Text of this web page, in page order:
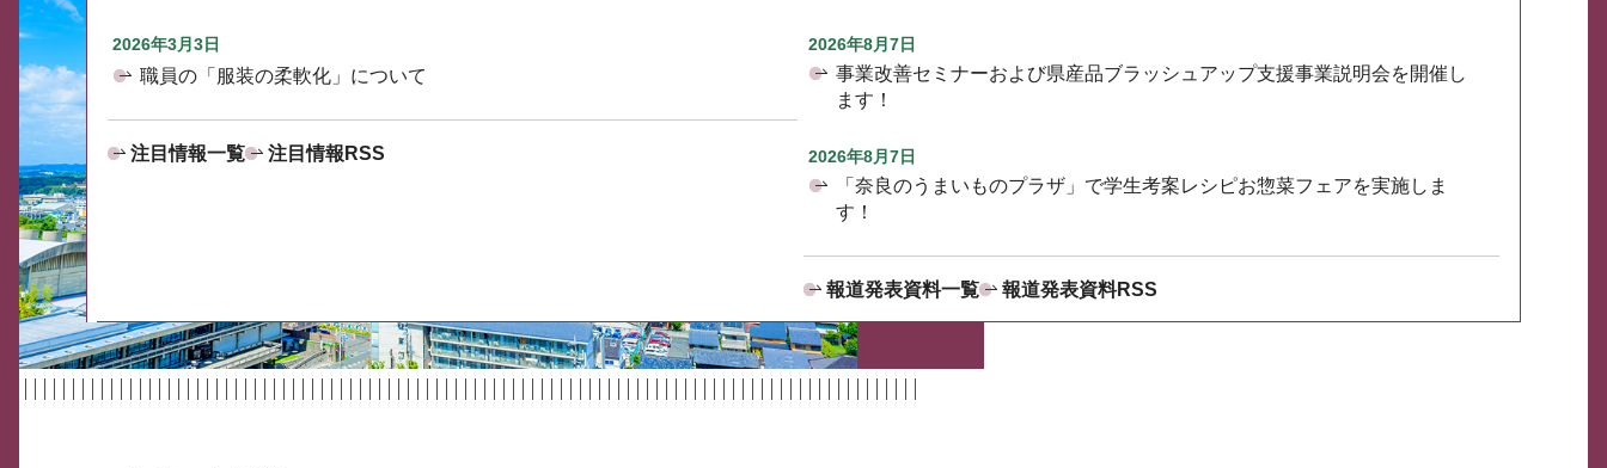
2026年3月3日
職員の「服装の柔軟化」について
注目情報一覧 注目情報RSS
2026年8月7日
事業改善セミナーおよび県産品ブラッシュアップ支援事業説明会を開催し
ます！
2026年8月7日
「奈良のうまいものプラザ」で学生考案レシピお惣菜フェアを実施しま
す！
報道発表資料一覧 報道発表資料RSS